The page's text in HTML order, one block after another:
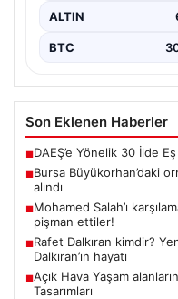
ALTIN
BTC
Son Eklenen Haberler
■DAEŞ’e Yönelik 30 İlde
■Bursa Büyükorhan’daki
alındı
■Mohamed Salah’ı
pişman ettiler!
■Rafet Dalkıran kimdir?
Dalkıran’ın hayatı
■Açık Hava Yaşam
Tasarımları